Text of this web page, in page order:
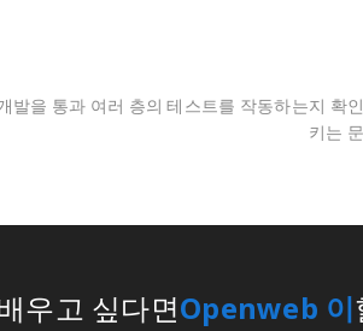
발을 통과 여러 층의 테스트를 작동하는지 확
키는
우고 싶다면Openweb 이